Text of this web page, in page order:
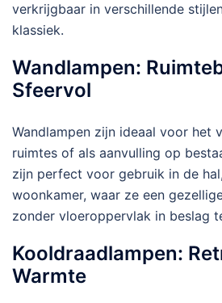
verkrijgbaar in verschillende
klassiek.
Wandlampen:
Sfeervol
Wandlampen zijn ideaal voor het
ruimtes of als aanvulling op
zijn perfect voor gebruik in de
woonkamer, waar ze een
zonder vloeroppervlak in beslag
Kooldraadlampen:
Warmte